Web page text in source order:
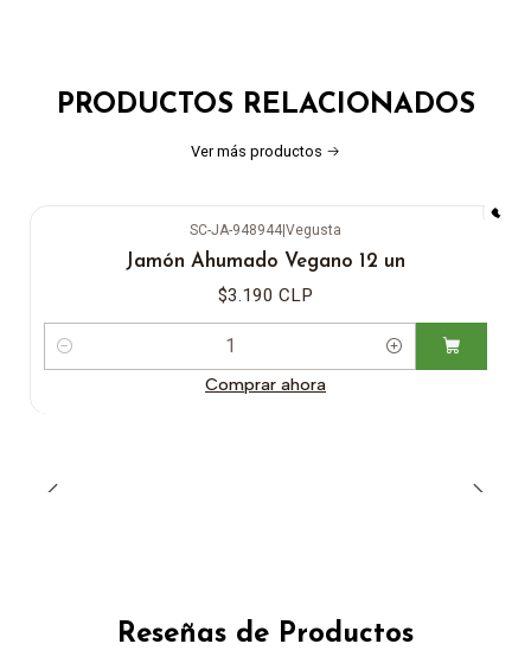
PRODUCTOS RELACIONADOS
Ver más productos
SC-JA-948944|Vegusta
Jamón Ahumado Vegano 12 un
$3.190 CLP
Cantidad
Comprar ahora
Reseñas de Productos